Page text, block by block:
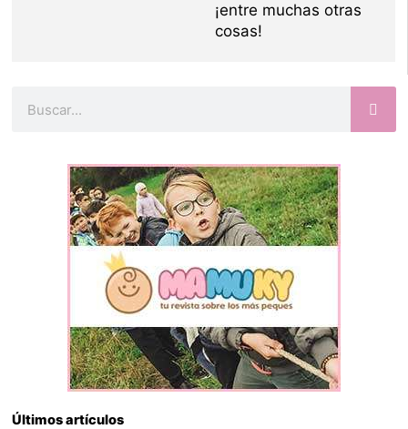
¡entre muchas otras
cosas!
Últimos artículos